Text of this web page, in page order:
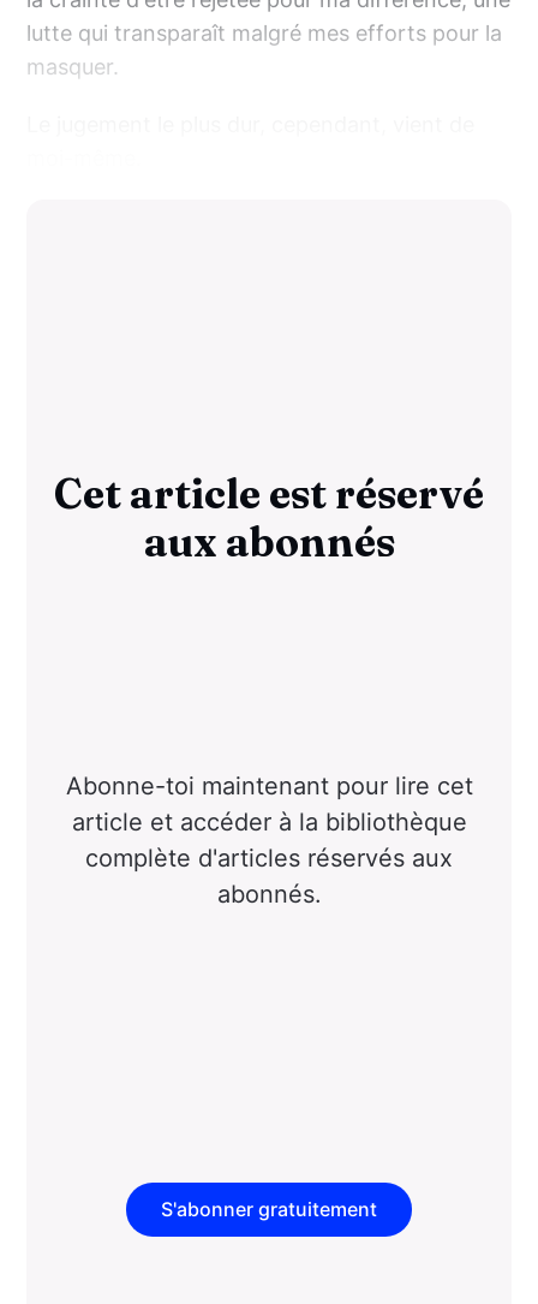
lutte qui transparaît malgré mes efforts pour la
masquer.
Cet article est réservé
aux abonnés
Abonne-toi maintenant pour lire cet
article et accéder à la bibliothèque
complète d'articles réservés aux
abonnés.
S'abonner gratuitement